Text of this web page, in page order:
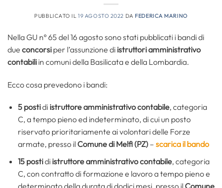
PUBBLICATO IL19 AGOSTO 2022 DA FEDERICA MARINO
Nella GU n° 65 del 16 agosto sono stati pubblicati i bandi di
due concorsi per l’assunzione di istruttori amministrativo
contabili in comuni della Basilicata e della Lombardia.
Ecco cosa prevedono i bandi:
5 postidiistruttore amministrativo contabile, categoria
C, a tempo pieno ed indeterminato, di cui un posto
riservato prioritariamente ai volontari delle Forze
armate, presso il Comune di Melfi(PZ)– scarica il bando
15 postidiistruttore amministrativo contabile, categoria
C, con contratto di formazione e lavoro a tempo pieno e
determinato della durata di dodici mesi, presso il Comune